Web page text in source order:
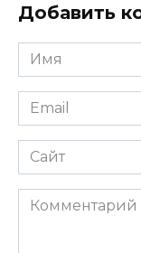
Добавить
Имя
Email
Сайт
Комментарий